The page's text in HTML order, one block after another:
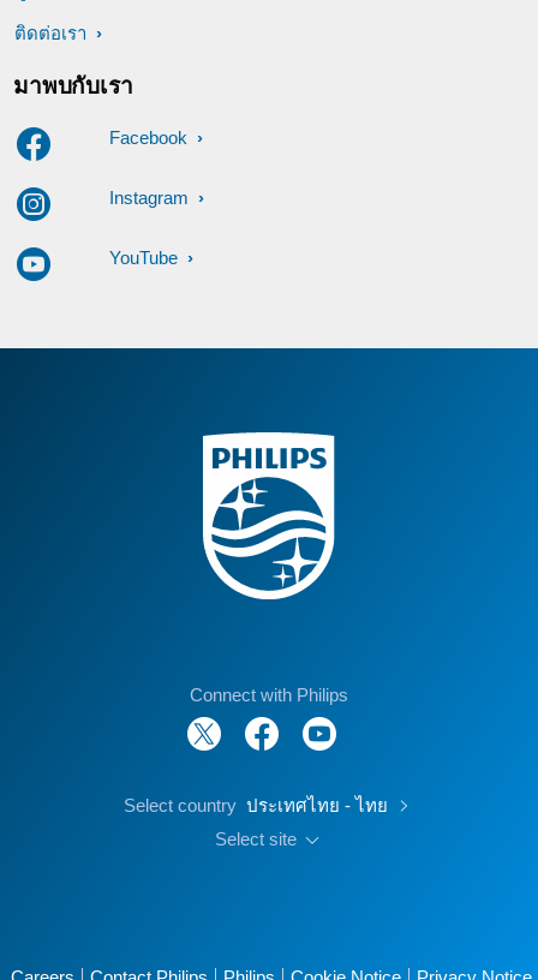
ติดต่อเรา
มาพบกับเรา
Facebook
Instagram
YouTube
Connect with Philips
Select country ประเทศไทย - ไทย
Select site